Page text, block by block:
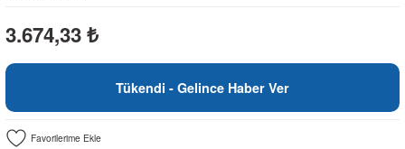
3.674,33 ₺
Tükendi - Gelince Haber Ver